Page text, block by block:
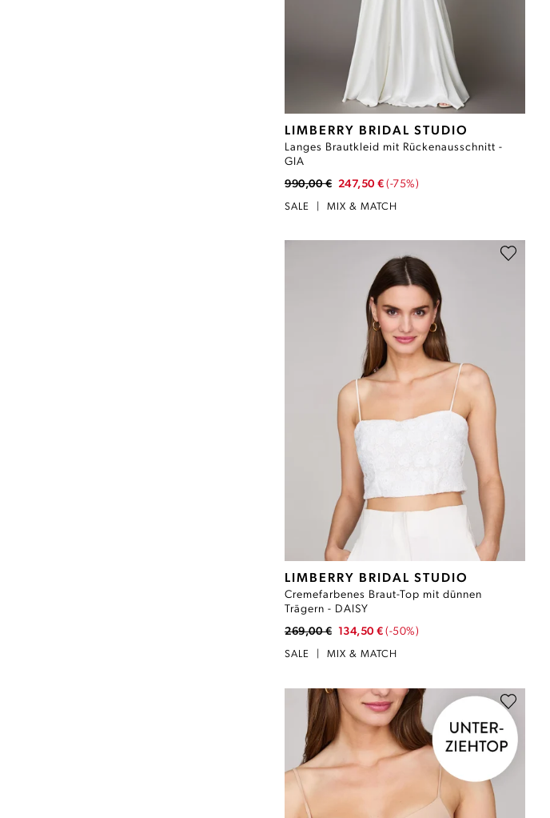
LIMBERRY BRIDAL STUDIO
Langes Brautkleid mit Rückenausschnitt -
GIA
990,00 € 247,50 € (-75%)
SALE MIX & MATCH
LIMBERRY BRIDAL STUDIO
Cremefarbenes Braut-Top mit dünnen
Trägern - DAISY
269,00 € 134,50 € (-50%)
SALE MIX & MATCH